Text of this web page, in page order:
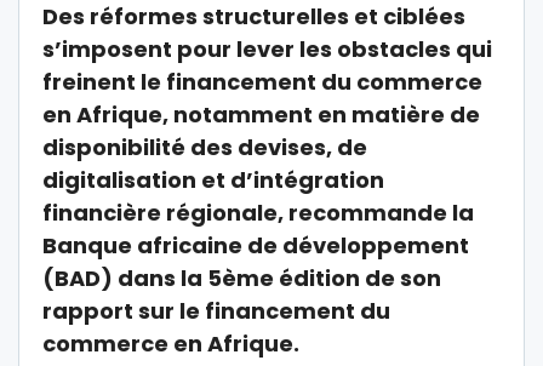
Des réformes structurelles et ciblées
s’imposent pour lever les obstacles qui
freinent le financement du commerce
en Afrique, notamment en matière de
disponibilité des devises, de
digitalisation et d’intégration
financière régionale, recommande la
Banque africaine de développement
(BAD) dans la 5ème édition de son
rapport sur le financement du
commerce en Afrique.